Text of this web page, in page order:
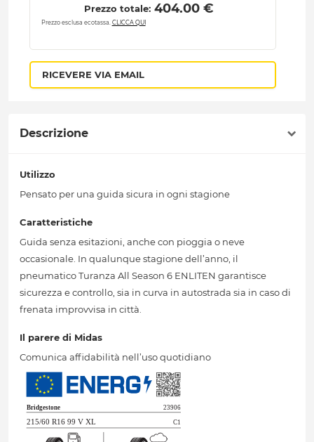
Prezzo totale: 404.00 €
Prezzo esclusa ecotassa. CLICCA QUI
RICEVERE VIA EMAIL
Descrizione
Utilizzo
Pensato per una guida sicura in ogni stagione
Caratteristiche
Guida senza esitazioni, anche con pioggia o neve
occasionale. In qualunque stagione dell’anno, il
pneumatico Turanza All Season 6 ENLITEN garantisce
sicurezza e controllo, sia in curva in autostrada sia in caso di
frenata improvvisa in città.
Il parere di Midas
Comunica affidabilità nell’uso quotidiano